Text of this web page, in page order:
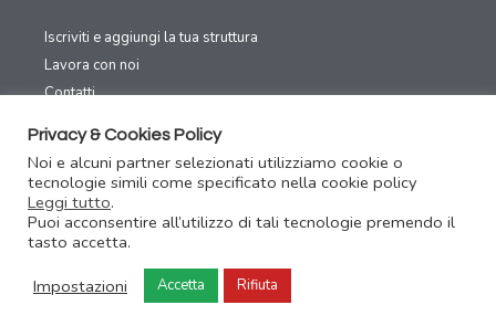
Iscriviti e aggiungi la tua struttura
Lavora con noi
Contatti
Canali Social
Capodanno31.com – Festeggia il capodanno con un click – Copyright
2016/2020 Area70 – P.IVA 02326810039
Privacy & Cookies Policy
Noi e alcuni partner selezionati utilizziamo cookie o
tecnologie simili come specificato nella cookie policy
Leggi tutto.
Puoi acconsentire all’utilizzo di tali tecnologie premendo il
tasto accetta.
Impostazioni
Accetta Rifiuta